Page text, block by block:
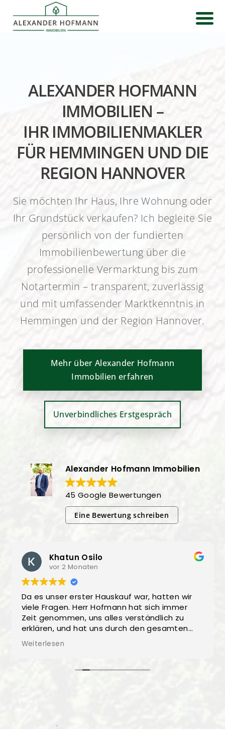
ALEXANDER HOFMANN
IMMOBILIEN –
IHR IMMOBILIENMAKLER
FÜR HEMMINGEN UND DIE
REGION HANNOVER
Sie möchten Ihr Haus, Ihre Wohnung oder
Ihr Grundstück verkaufen? Ich begleite Sie
persönlich von der fundierten
Immobilienbewertung über die
professionelle Vermarktung bis zum
Notartermin – transparent, zuverlässig
und mit umfassender Marktkenntnis in
Hemmingen und der Region Hannover.
Mehr über Alexander Hofmann
Immobilien erfahren
Unverbindliches Erstgespräch
Alexander Hofmann Immobilien
45 Google Bewertungen
Eine Bewertung schreiben
Khatun Osilo
vor 2 Monaten
Da es unser erster Hauskauf war, hatten wir
viele Fragen. Herr Hofmann hat sich immer
Zeit genommen, uns alles verständlich zu
erklären, und hat uns durch den gesamten
Prozess begleitet.
wurde, hatten wir jederzeit das Gefühl, fair
können Herrn Hofmann nur weiterempfehlen!
Weiterlesen